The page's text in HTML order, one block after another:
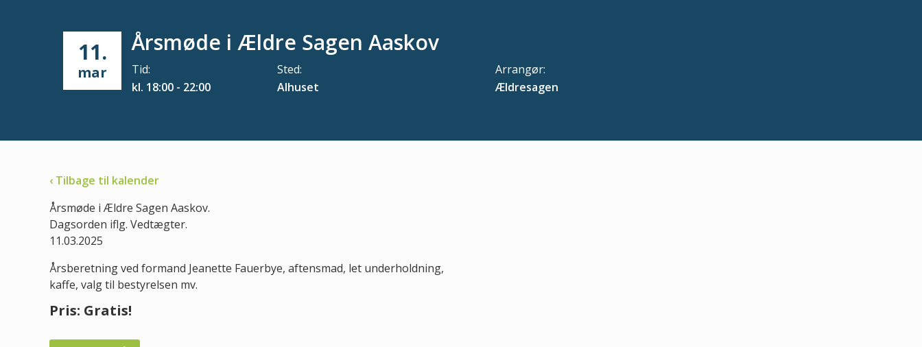
11.
mar
Årsmøde i Ældre Sagen Aaskov
Tid:
kl. 18:00 - 22:00
Sted:
Alhuset
Arrangør:
Ældresagen
‹ Tilbage til kalender
Årsmøde i Ældre Sagen Aaskov.
Dagsorden iflg. Vedtægter.
11.03.2025
Årsberetning ved formand Jeanette Fauerbye, aftensmad, let underholdning,
kaffe, valg til bestyrelsen mv.
Pris: Gratis!